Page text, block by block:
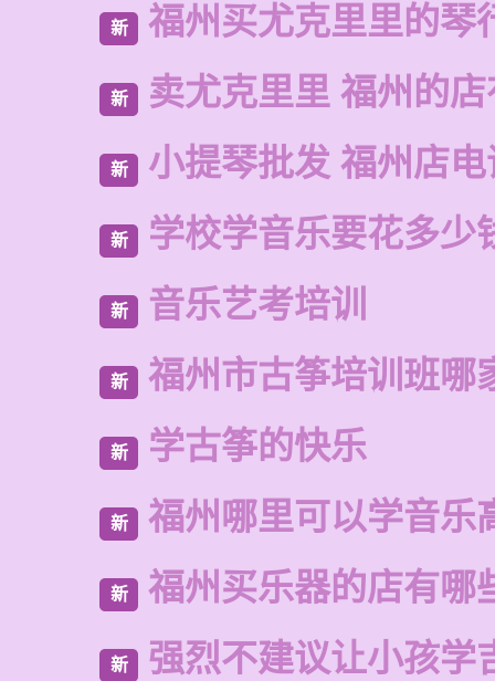
新 福州买尤克里里的琴
新 卖尤克里里 福州的
新 小提琴批发 福州店
新 学校学音乐要花多少
新 音乐艺考培训
新 福州市古筝培训班哪
新 学古筝的快乐
新 福州哪里可以学音乐
新 福州买乐器的店有哪
新 强烈不建议让小孩学